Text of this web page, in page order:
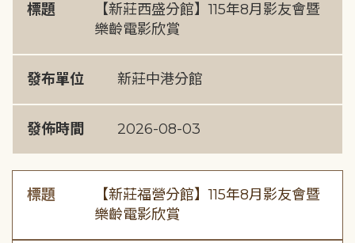
標題
【新莊西盛分館】115年8月影友會暨
樂齡電影欣賞
發布單位 新莊中港分館
發佈時間 2026-08-03
標題
【新莊福營分館】115年8月影友會暨
樂齡電影欣賞